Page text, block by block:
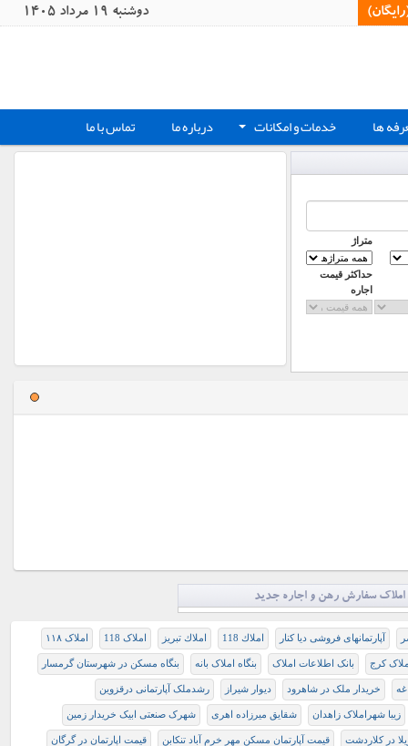
دوشنبه 19 مرداد 1405
ها + خدمات و امکانات درباره ما تماس با ما
متراژ
حداکثر قیمت
اجاره
املاک سفارش رهن و اجاره جدید
آپارتمانهای فروشی دیا کنار املاك 118 املاك تبريز املاک 118 املاک ۱۱۸
کرج بانک اطلاعات املاک بنگاه املاک بانه بنگاه مسکن در شهرستان گرمسار
خریدار ملک در شاهرود ديوار شيراز رشدملک آپارتمانی درقزوین
زیبا شهراملاک زاهدان شقایق میرزاده اهری شهرک صنعتی ابیک خریدار زمین
در كلاردشت قیمت آپارتمان مسکن مهر خرم آباد تنکابن قیمت اپارتمان در گرگان